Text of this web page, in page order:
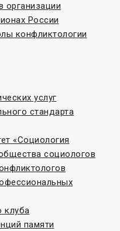
организации
России
конфликтологии
услуг
стандарта
«Социoлогия
социологов
клуба
памяти